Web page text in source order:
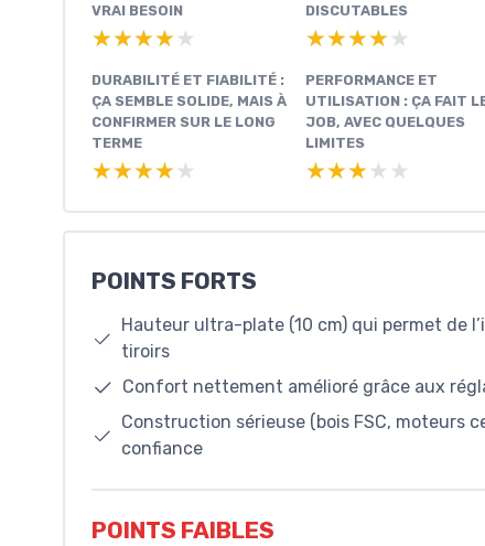
VRAI BESOIN
★★★★★
★★★★★
DISCUTABLES
★★★★★
★★★★★
DURABILITÉ ET FIABILITÉ :
ÇA SEMBLE SOLIDE, MAIS À
CONFIRMER SUR LE LONG
TERME
★★★★★
★★★★★
PERFORMANCE ET
UTILISATION : ÇA FAIT
JOB, AVEC QUELQUES
LIMITES
★★★★★
★★★★★
POINTS FORTS
Hauteur ultra-plate (10 cm) qui permet de
tiroirs
Confort nettement amélioré grâce aux
Construction sérieuse (bois FSC, moteurs
confiance
POINTS FAIBLES